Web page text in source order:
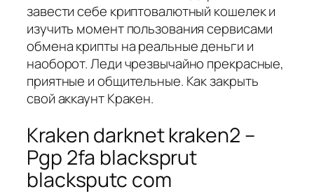
завести себе криптовалютный кошелек и
изучить момент пользования сервисами
обмена крипты на реальные деньги и
наоборот. Леди чрезвычайно прекрасные,
приятные и общительные. Как закрыть
свой аккаунт Кракен.
Kraken darknet kraken2 –
Pgp 2fa blacksprut
blacksputc com